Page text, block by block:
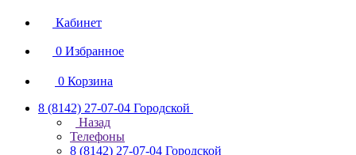
Кабинет
0 Избранное
0 Корзина
8 (8142) 27-07-04 Городской
Назад
Телефоны
8 (8142) 27-07-04 Городской